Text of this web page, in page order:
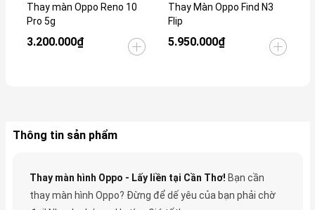
Thay màn Oppo Reno 10
Pro 5g
3.200.000₫
Thay Màn Oppo Find N3
Flip
5.950.000₫
Thông tin sản phẩm
Thay màn hình Oppo - Lấy liền tại Cần Thơ! Bạn cần
thay màn hình Oppo? Đừng để dế yêu của bạn phải chờ